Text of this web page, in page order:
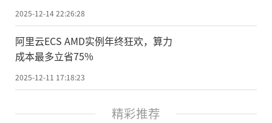
2025-12-14 22:26:28
阿里云ECS AMD实例年终狂欢，算力
成本最多立省75%
2025-12-11 17:18:23
精彩推荐